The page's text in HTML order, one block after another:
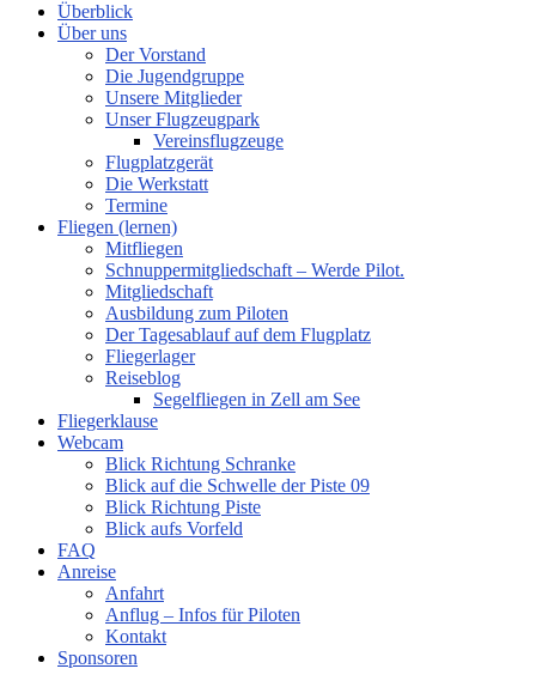
Überblick
Über uns
Der Vorstand
Die Jugendgruppe
Unsere Mitglieder
Unser Flugzeugpark
Vereinsflugzeuge
Flugplatzgerät
Die Werkstatt
Termine
Fliegen (lernen)
Mitfliegen
Schnuppermitgliedschaft – Werde Pilot.
Mitgliedschaft
Ausbildung zum Piloten
Der Tagesablauf auf dem Flugplatz
Fliegerlager
Reiseblog
Segelfliegen in Zell am See
Fliegerklause
Webcam
Blick Richtung Schranke
Blick auf die Schwelle der Piste 09
Blick Richtung Piste
Blick aufs Vorfeld
FAQ
Anreise
Anfahrt
Anflug – Infos für Piloten
Kontakt
Sponsoren